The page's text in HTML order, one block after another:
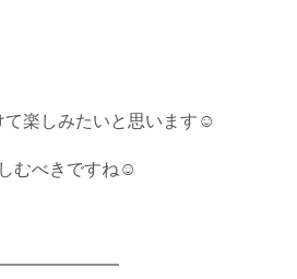
て楽しみたいと思います☺︎
むべきですね☺︎